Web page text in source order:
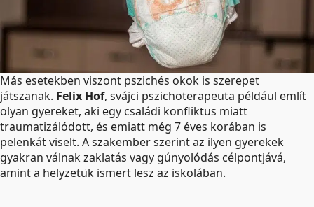
Más esetekben viszont pszichés okok is szerepet
játszanak. Felix Hof, svájci pszichoterapeuta például említ
olyan gyereket, aki egy családi konfliktus miatt
traumatizálódott, és emiatt még 7 éves korában is
pelenkát viselt. A szakember szerint az ilyen gyerekek
gyakran válnak zaklatás vagy gúnyolódás célpontjává,
amint a helyzetük ismert lesz az iskolában.